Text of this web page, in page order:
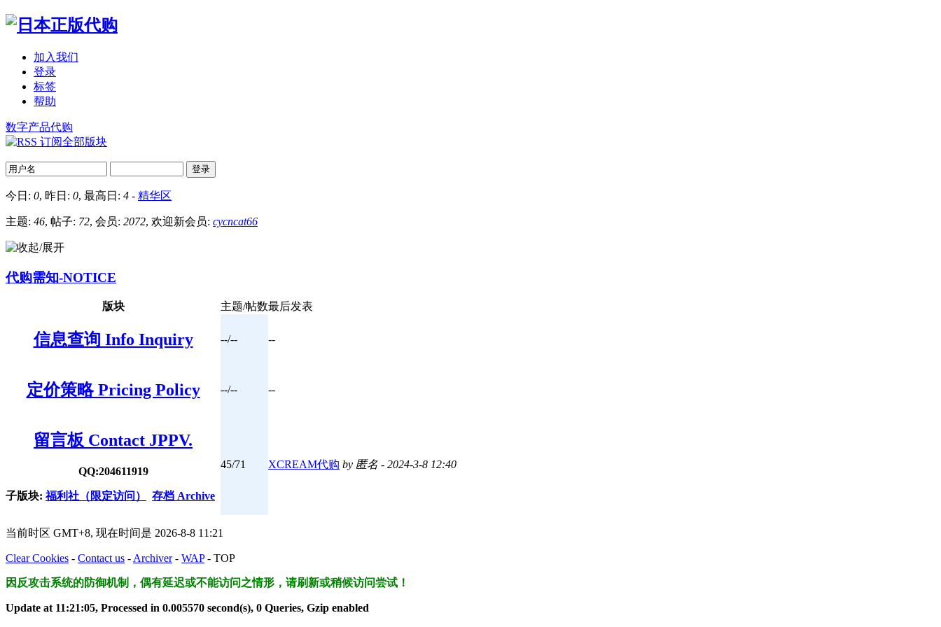
加入我们
登录
标签
帮助
数字产品代购
登录
今日: 0, 昨日: 0, 最高日: 4 - 精华区
主题: 46, 帖子: 72, 会员: 2072, 欢迎新会员: cycncat66
代购需知-NOTICE
版块 主题/帖数最后发表
信息查询 Info Inquiry --/-- --
定价策略 Pricing Policy --/-- --
留言板 Contact JPPV.
QQ:204611919
子版块:福利社（限定访问） 存档 Archive
45/71 XCREAM代购 by 匿名 - 2024-3-8 12:40
当前时区 GMT+8, 现在时间是 2026-8-8 11:21
Clear Cookies - Contact us - Archiver- WAP- TOP
因反攻击系统的防御机制，偶有延迟或不能访问之情形，请刷新或稍候访问尝试！
Update at 11:21:05, Processed in 0.005570 second(s), 0 Queries, Gzip enabled